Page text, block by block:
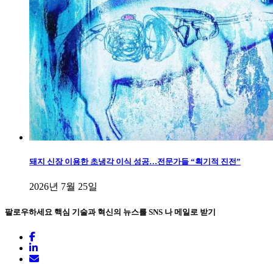
돼지 신장 이용한 초냉각 이식 성공…전문가들 “획기적 진전”
2026년 7월 25일
팔로우하세요 핵심 기술과 혁신의 뉴스를 SNS 나 메일로 받기